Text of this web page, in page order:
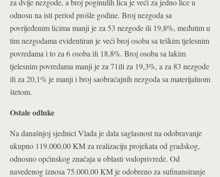
za dvije nezgode, a broj poginulih lica je veći za jedno lice u
odnosu na isti period prošle godine. Broj nezgoda sa
povrijeđenim licima manji je za 53 nezgode ili 19,8%, međutim u
tim nezgodama evidentiran je veći broj osoba sa teškim tjelesnim
povredama i to za 6 osoba ili 18,8%. Broj osoba sa lakim
tjelesnim povredama manji je za 71ili za 19,3%, a za 83 nezgode
ili za 20,1% je manji i broj saobraćajnih nezgoda sa materijalnom
štetom.
Ostale odluke
Na današnjoj sjednici Vlada je dala saglasnost na odobravanje
ukupno 119.000,00 KM za realizaciju projekata od gradskog,
odnosno općinskog značaja u oblasti vodoprivrede. Od
navedenog iznosa 75.000,00 KM je odobreno za sufinansiranje